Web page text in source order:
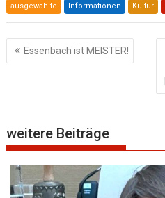
ausgewählte Informationen Kultur
Beitragsnavigation
Essenbach ist MEISTER!
weitere Beiträge